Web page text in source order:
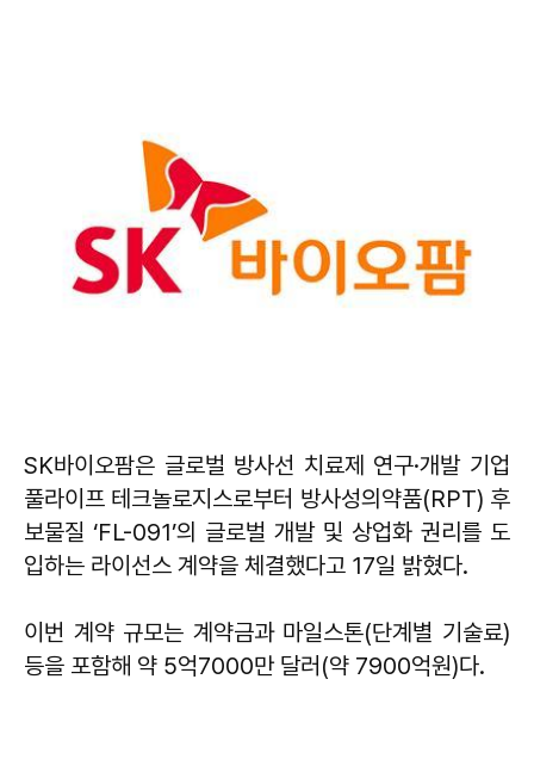
SK바이오팜은 글로벌 방사선 치료제 연구·개발 기업
풀라이프 테크놀로지스로부터 방사성의약품(RPT) 후
보물질 ‘FL-091’의 글로벌 개발 및 상업화 권리를 도
입하는 라이선스 계약을 체결했다고 17일 밝혔다.
이번 계약 규모는 계약금과 마일스톤(단계별 기술료)
등을 포함해 약 5억7000만 달러(약 7900억원)다.